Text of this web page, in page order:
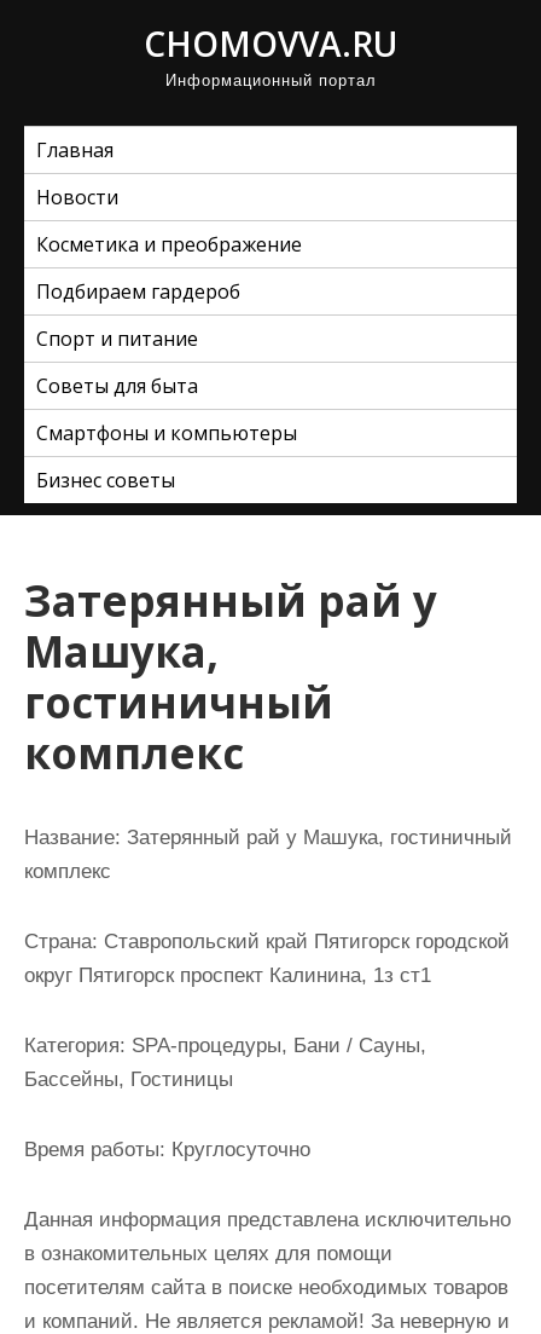
CHOMOVVA.RU
Информационный портал
Главная
Новости
Косметика и преображение
Подбираем гардероб
Спорт и питание
Советы для быта
Смартфоны и компьютеры
Бизнес советы
Затерянный рай у
Машука,
гостиничный
комплекс
Название: Затерянный рай у Машука, гостиничный
комплекс
Страна: Ставропольский край Пятигорск городской
округ Пятигорск проспект Калинина, 1з ст1
Категория: SPA-процедуры, Бани / Сауны,
Бассейны, Гостиницы
Время работы: Круглосуточно
Данная информация представлена исключительно
в ознакомительных целях для помощи
посетителям сайта в поиске необходимых товаров
и компаний. Не является рекламой! За неверную и